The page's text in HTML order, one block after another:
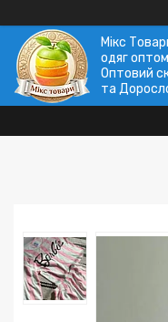
Мікс
одяг
Оптовий
та